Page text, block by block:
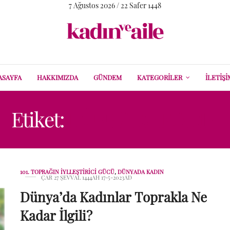
7 Ağustos 2026 / 22 Safer 1448
HAKKIMIZDA GÜNDEM KATEGORILER
Etiket:
101. TOPRAĞIN İYLLEŞTIRICI GÜCÜ, DÜNYADA KADIN
ÇAR 27 ŞEVVAL 1444AH 17-5-2023AD
Dünya’da Kadınlar Toprakla Ne
Kadar İlgili?